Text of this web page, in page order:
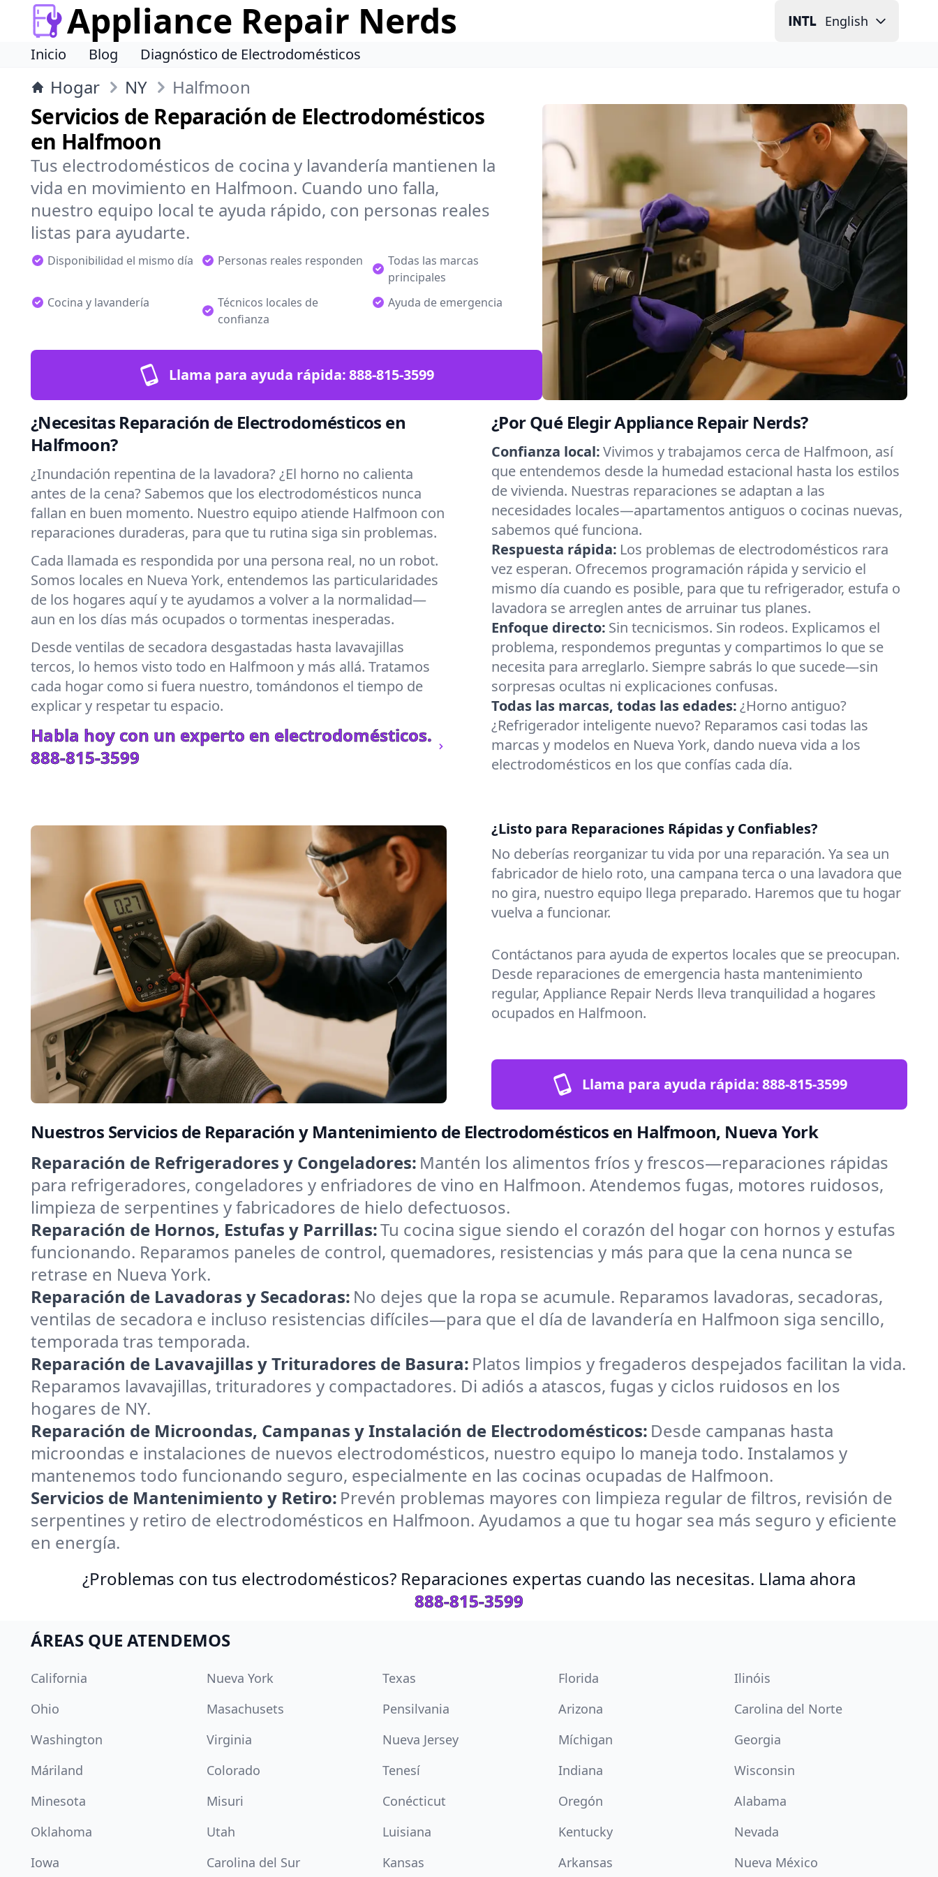
Appliance Repair Nerds English
Inicio Blog Diagnóstico de Electrodomésticos
Hogar NY Halfmoon
Servicios de Reparación de Electrodomésticos
en Halfmoon
Tus electrodomésticos de cocina y lavandería mantienen la
vida en movimiento en Halfmoon. Cuando uno falla,
nuestro equipo local te ayuda rápido, con personas reales
listas para ayudarte.
Disponibilidad el mismo día Personas reales responden
Todas las marcas
principales
Cocina y lavandería
Técnicos locales de
confianza
Ayuda de emergencia
Llama para ayuda rápida:888-815-3599
¿Necesitas Reparación de Electrodomésticos en
Halfmoon?
¿Inundación repentina de la lavadora? ¿El horno no calienta
antes de la cena? Sabemos que los electrodomésticos nunca
fallan en buen momento. Nuestro equipo atiende Halfmoon con
reparaciones duraderas, para que tu rutina siga sin problemas.
Cada llamada es respondida por una persona real, no un robot.
Somos locales en Nueva York, entendemos las particularidades
de los hogares aquí y te ayudamos a volver a la normalidad—
aun en los días más ocupados o tormentas inesperadas.
Desde ventilas de secadora desgastadas hasta lavavajillas
tercos, lo hemos visto todo en Halfmoon y más allá. Tratamos
cada hogar como si fuera nuestro, tomándonos el tiempo de
explicar y respetar tu espacio.
Habla hoy con un experto en electrodomésticos.
888-815-3599
¿Por Qué Elegir Appliance Repair Nerds?
Confianza local:Vivimos y trabajamos cerca de Halfmoon, así
que entendemos desde la humedad estacional hasta los estilos
de vivienda. Nuestras reparaciones se adaptan a las
necesidades locales—apartamentos antiguos o cocinas nuevas,
sabemos qué funciona.
Respuesta rápida: Los problemas de electrodomésticos rara
vez esperan. Ofrecemos programación rápida y servicio el
mismo día cuando es posible, para que tu refrigerador, estufa o
lavadora se arreglen antes de arruinar tus planes.
Enfoque directo: Sin tecnicismos. Sin rodeos. Explicamos el
problema, respondemos preguntas y compartimos lo que se
necesita para arreglarlo. Siempre sabrás lo que sucede—sin
sorpresas ocultas ni explicaciones confusas.
Todas las marcas, todas las edades:¿Horno antiguo?
¿Refrigerador inteligente nuevo? Reparamos casi todas las
marcas y modelos en Nueva York, dando nueva vida a los
electrodomésticos en los que confías cada día.
¿Listo para Reparaciones Rápidas y Confiables?
No deberías reorganizar tu vida por una reparación. Ya sea un
fabricador de hielo roto, una campana terca o una lavadora que
no gira, nuestro equipo llega preparado. Haremos que tu hogar
vuelva a funcionar.
Contáctanos para ayuda de expertos locales que se preocupan.
Desde reparaciones de emergencia hasta mantenimiento
regular, Appliance Repair Nerds lleva tranquilidad a hogares
ocupados en Halfmoon.
Llama para ayuda rápida:888-815-3599
Nuestros Servicios de Reparación y Mantenimiento de Electrodomésticos en Halfmoon, Nueva York
Reparación de Refrigeradores y Congeladores: Mantén los alimentos fríos y frescos—reparaciones rápidas
para refrigeradores, congeladores y enfriadores de vino en Halfmoon. Atendemos fugas, motores ruidosos,
limpieza de serpentines y fabricadores de hielo defectuosos.
Reparación de Hornos, Estufas y Parrillas:Tu cocina sigue siendo el corazón del hogar con hornos y estufas
funcionando. Reparamos paneles de control, quemadores, resistencias y más para que la cena nunca se
retrase en Nueva York.
Reparación de Lavadoras y Secadoras: No dejes que la ropa se acumule. Reparamos lavadoras, secadoras,
ventilas de secadora e incluso resistencias difíciles—para que el día de lavandería en Halfmoon siga sencillo,
temporada tras temporada.
Reparación de Lavavajillas y Trituradores de Basura: Platos limpios y fregaderos despejados facilitan la vida.
Reparamos lavavajillas, trituradores y compactadores. Di adiós a atascos, fugas y ciclos ruidosos en los
hogares de NY.
Reparación de Microondas, Campanas y Instalación de Electrodomésticos: Desde campanas hasta
microondas e instalaciones de nuevos electrodomésticos, nuestro equipo lo maneja todo. Instalamos y
mantenemos todo funcionando seguro, especialmente en las cocinas ocupadas de Halfmoon.
Servicios de Mantenimiento y Retiro: Prevén problemas mayores con limpieza regular de filtros, revisión de
serpentines y retiro de electrodomésticos en Halfmoon. Ayudamos a que tu hogar sea más seguro y eficiente
en energía.
¿Problemas con tus electrodomésticos? Reparaciones expertas cuando las necesitas. Llama ahora
888-815-3599
ÁREAS QUE ATENDEMOS
California Nueva York Texas Florida
Ilinóis
Ohio
Masachusets Pensilvania Arizona
Carolina del Norte
Washington
Virginia Nueva Jersey Míchigan
Georgia
Máriland
Colorado Tenesí Indiana
Wisconsin
Minesota
Misuri Conécticut Oregón
Alabama
Oklahoma
Utah Luisiana Kentucky
Nevada
Iowa
Carolina del Sur Kansas Arkansas Nueva México